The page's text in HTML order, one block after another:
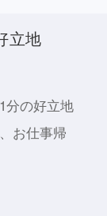
立地
分の好立地
お仕事帰